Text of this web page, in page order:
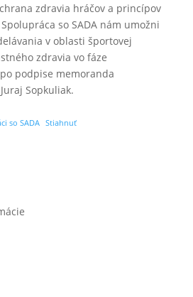
zdravia hráčov a princípov
so SADA nám umožni
v oblasti športovej
zdravia vo fáze
podpise memoranda
Sopkuliak.
so SADA Stiahnuť